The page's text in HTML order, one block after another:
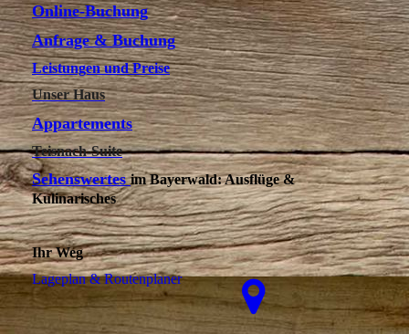
Online-Buchung
Anfrage & Buchung
Leistungen und Preise
Unser Haus
Appartements
Teisnach-Suite
Sehenswertesim Bayerwald: Ausflüge &
Kulinarisches
Ihr Weg
La­ge­plan & Routenplaner